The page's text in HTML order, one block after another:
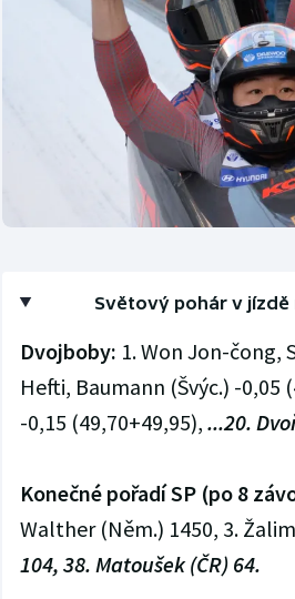
Světový pohár v jízdě
Dvojboby: 1. Won Jon-čong,
Hefti, Baumann (Švýc.) -0,05
-0,15 (49,70+49,95), ...20.
Konečné pořadí SP (po 8
Walther (Něm.) 1450, 3.
104, 38. Matoušek (ČR) 64.